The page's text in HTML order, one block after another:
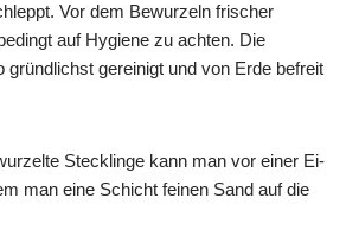
Vor dem Bewurzeln frischer
auf Hygiene zu achten. Die
gründlichst gereinigt und von Erde befreit
Stecklinge kann man vor einer Ei-
man eine Schicht feinen Sand auf die